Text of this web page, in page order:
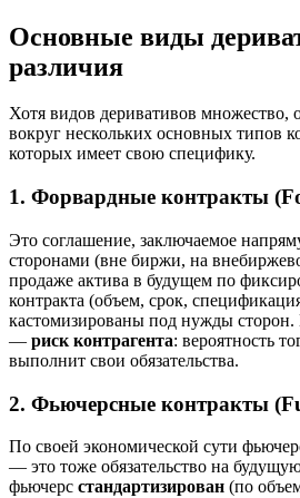
Основные виды
различия
Хотя видов деривативов множество,
вокруг нескольких основных типов
которых имеет свою специфику.
1. Форвардные контракты
Это соглашение, заключаемое
сторонами (вне биржи, на
продаже актива в будущем по
контракта (объем, срок,
кастомизированы под нужды сторон.
— риск контрагента: вероятность
выполнит свои обязательства.
2. Фьючерсные контракты
По своей экономической сути
— это тоже обязательство на
фьючерс стандартизирован (по